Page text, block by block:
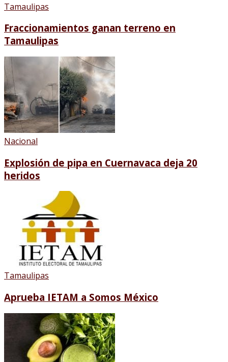
Tamaulipas
Fraccionamientos ganan terreno en
Tamaulipas
Nacional
Explosión de pipa en Cuernavaca deja 20
heridos
Tamaulipas
Aprueba IETAM a Somos México